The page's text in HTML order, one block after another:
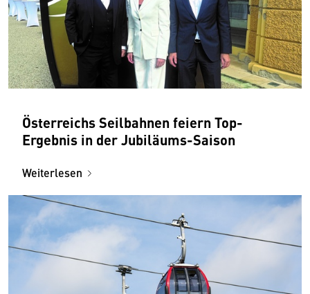
Österreichs Seilbahnen feiern Top-
Ergebnis in der Jubiläums-Saison
Weiterlesen